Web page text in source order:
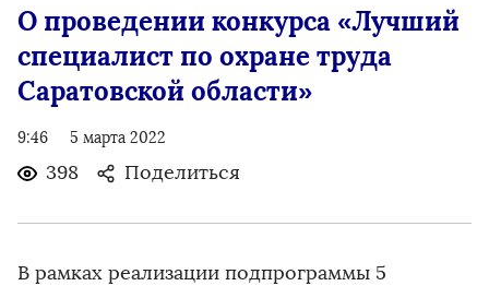
О проведении конкурса «Лучший
специалист по охране труда
Саратовской области»
9:46 5 марта 2022
398 Поделиться
В рамках реализации подпрограммы 5